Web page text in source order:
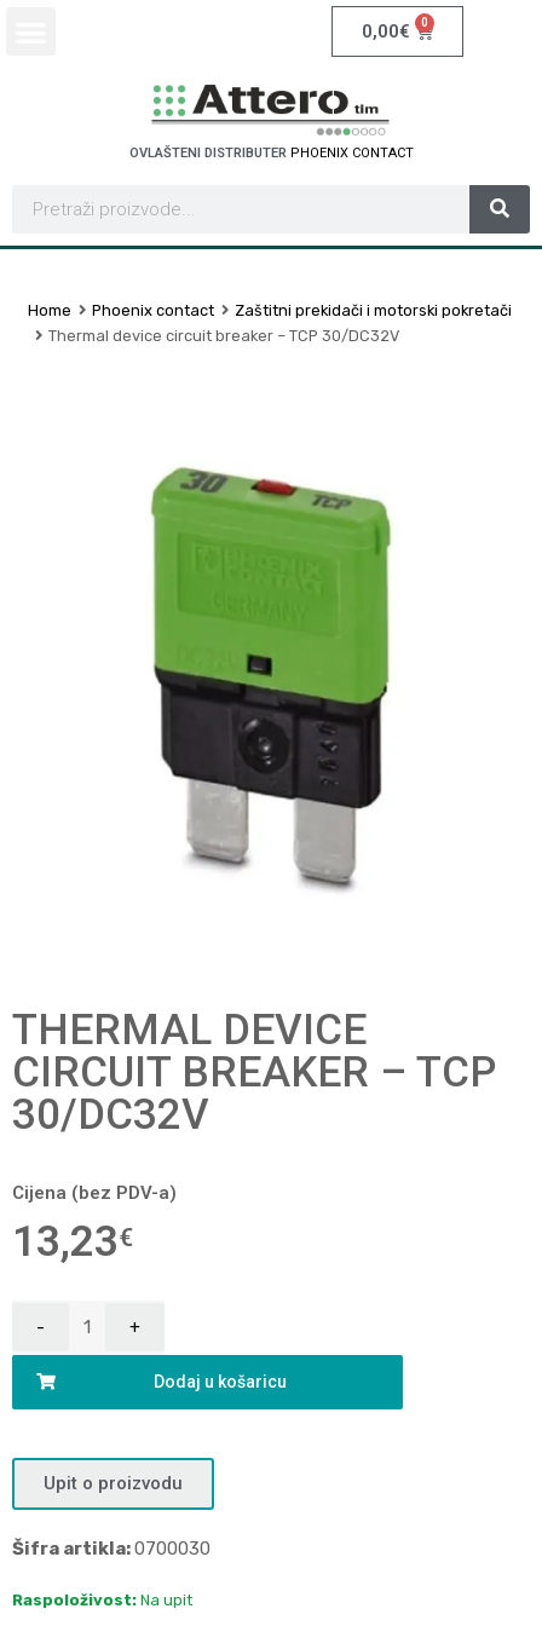
0,00€ 0
OVLAŠTENI DISTRIBUTER PHOENIX CONTACT
Home Phoenix contact
Zaštitni prekidači i motorski pokretači
Thermal device circuit breaker – TCP 30/DC32V
THERMAL DEVICE
CIRCUIT BREAKER – TCP
30/DC32V
Cijena (bez PDV-a)
13,23€
Dodaj u košaricu
Upit o proizvodu
Šifra artikla:0700030
Raspoloživost: Na upit